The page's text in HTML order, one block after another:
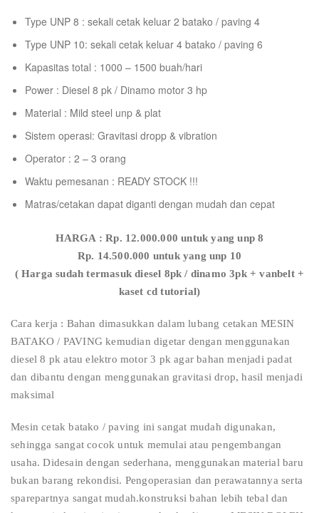
Type UNP 8 : sekali cetak keluar 2 batako / paving 4
Type UNP 10: sekali cetak keluar 4 batako / paving 6
Kapasitas total : 1000 – 1500 buah/hari
Power : Diesel 8 pk / Dinamo motor 3 hp
Material : Mild steel unp & plat
Sistem operasi: Gravitasi dropp & vibration
Operator : 2 – 3 orang
Waktu pemesanan : READY STOCK !!!
Matras/cetakan dapat diganti dengan mudah dan cepat
HARGA : Rp. 12.000.000 untuk yang unp 8
Rp. 14.500.000 untuk yang unp 10
( Harga sudah termasuk diesel 8pk / dinamo 3pk + vanbelt +
kaset cd tutorial)
Cara kerja : Bahan dimasukkan dalam lubang cetakan MESIN
BATAKO / PAVING kemudian digetar dengan menggunakan
diesel 8 pk atau elektro motor 3 pk agar bahan menjadi padat
dan dibantu dengan menggunakan gravitasi drop, hasil menjadi
maksimal
Mesin cetak batako / paving ini sangat mudah digunakan,
sehingga sangat cocok untuk memulai atau pengembangan
usaha. Didesain dengan sederhana, menggunakan material baru
bukan barang rekondisi. Pengoperasian dan perawatannya serta
sparepartnya sangat mudah.konstruksi bahan lebih tebal dan